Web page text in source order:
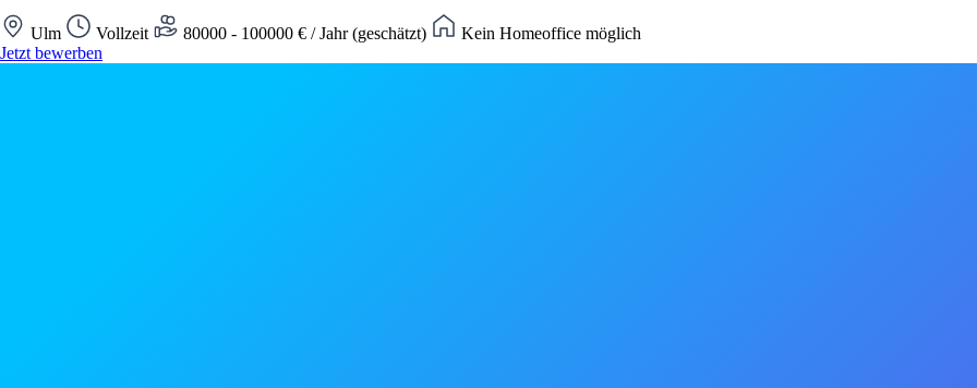
Ulm Vollzeit 80000 - 100000 € / Jahr (geschätzt)
Kein Homeoffice möglich
Jetzt bewerben